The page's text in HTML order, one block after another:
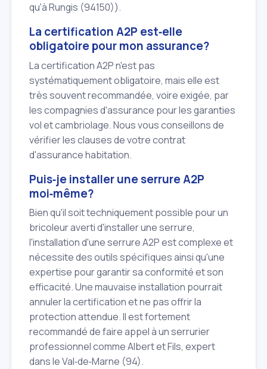
qu'à Rungis (94150)).
La certification A2P est‑elle
obligatoire pour mon assurance?
La certification A2P n'est pas
systématiquement obligatoire, mais elle est
très souvent recommandée, voire exigée, par
les compagnies d'assurance pour les garanties
vol et cambriolage. Nous vous conseillons de
vérifier les clauses de votre contrat
d'assurance habitation.
Puis‑je installer une serrure A2P
moi‑même?
Bien qu'il soit techniquement possible pour un
bricoleur averti d'installer une serrure,
l'installation d'une serrure A2P est complexe et
nécessite des outils spécifiques ainsi qu'une
expertise pour garantir sa conformité et son
efficacité. Une mauvaise installation pourrait
annuler la certification et ne pas offrir la
protection attendue. Il est fortement
recommandé de faire appel à un serrurier
professionnel comme Albert et Fils, expert
dans le Val‑de‑Marne (94).